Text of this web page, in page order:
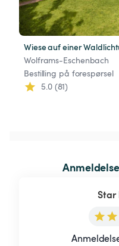
Wiese auf einer
Wolframs-Eschenbach
Bestilling på forespørsel
5.0 (81)
Star